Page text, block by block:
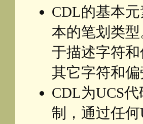
CDL的基本
本的笔划类
于描述字符
其它字符和
CDL为UCS
制，通过任